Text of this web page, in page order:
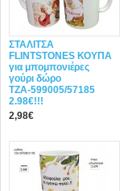
ΣΤΑΛΙΤΣΑ
FLINTSTONES ΚΟΥΠΑ
για μπομπονιέρες
γούρι δώρο
ΤΖΑ-599005/57185
2.98€!!!
2,98€